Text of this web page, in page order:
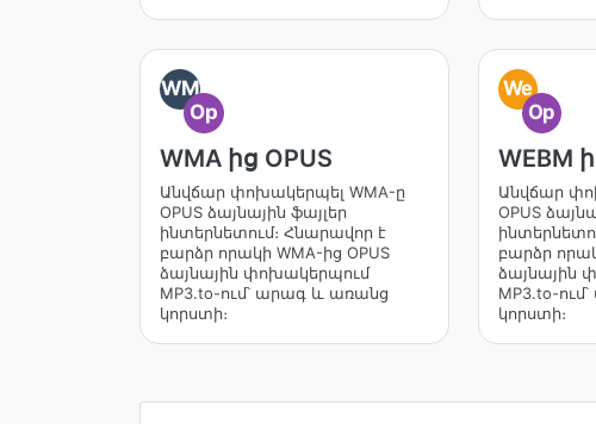
WM
Op
WMA ից OPUS
Անվճար փոխակերպել WMA-ը
OPUS ձայնային ֆայլեր
ինտերնետում։ Հնարավոր է
բարձր որակի WMA-ից OPUS
ձայնային փոխակերպում
MP3.to-ում՝ արագ և առանց
կորստի։
We
Op
WEBM
Անվճար
OPUS
բարձր
ձայնային
MP3.to-
կորստի։